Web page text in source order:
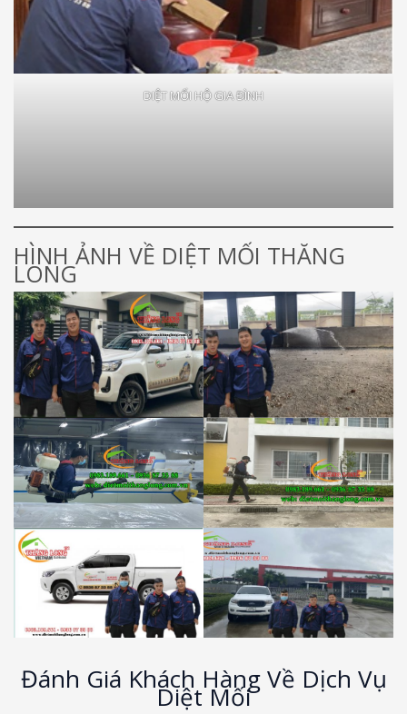
DIỆT MỐI HỘ GIA ĐÌNH
HÌNH ẢNH VỀ DIỆT MỐI THĂNG
LONG
Đánh Giá Khách Hàng Về Dịch Vụ
Diệt Mối